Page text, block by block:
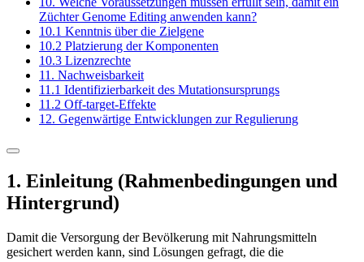
Züchter Genome ­Editing anwenden kann?
10.1 Kenntnis über die Zielgene
10.2 Platzierung der Komponenten
10.3 Lizenzrechte
11. Nachweisbarkeit
11.1 Identifizierbarkeit des Mutationsursprungs
11.2 Off-target-Effekte
12. Gegenwärtige Entwicklungen zur Regulierung
1. Einleitung (Rahmenbedingungen und
Hintergrund)
Damit die Versorgung der Bevölkerung mit Nahrungsmitteln
gesichert werden kann, sind Lösungen gefragt, die die